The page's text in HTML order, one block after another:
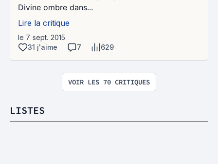
Divine ombre dans...
Lire la critique
le 7 sept. 2015
31 j'aime
7 629
VOIR LES 70 CRITIQUES
LISTES